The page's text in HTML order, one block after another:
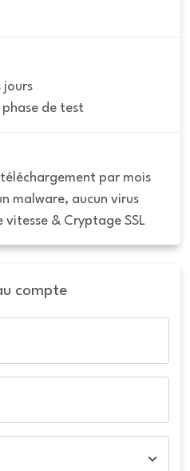
jours
de test
par mois
malware, aucun virus
& Cryptage SSL
compte